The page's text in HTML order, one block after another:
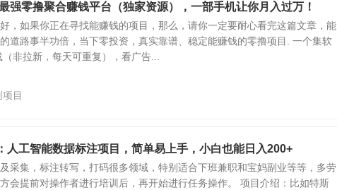
强零撸聚合赚钱平台（独家资源），一部手机让你月入过万！
，如果你正在寻找能赚钱的项目，那么，请你一定要耐心看完这篇文章，能
道路事半功倍，当下零投资，真实靠谱、稳定能赚钱的零撸项目. 一个集软
非拉新，每天可重复），看广告...
项目
人工智能数据标注项目，简单易上手，小白也能日入200+
采集，标注转写，打码很多领域，特别适合下班兼职和宝妈副业等等，多劳
会提前对操作者进行培训后，再开始进行任务操作。 项目介绍：比如特斯